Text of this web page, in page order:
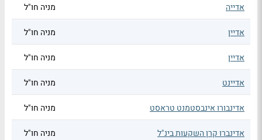
אדייה מניה חו"ל
אדיין מניה חו"ל
אדיין מניה חו"ל
אדיינט מניה חו"ל
אדינבורו אינבסטמנט טראסט מניה חו"ל
אדינברו קרן השקעות בינ"ל מניה חו"ל